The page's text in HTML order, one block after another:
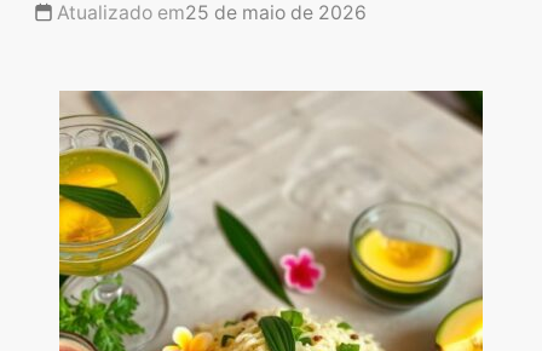
Atualizado em25 de maio de 2026